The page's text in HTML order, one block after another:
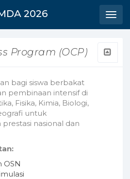
2026
Program (OCP)
bagi siswa berbakat
pembinaan intensif di
Fisika, Kimia, Biologi,
untuk
nasional dan
OSN